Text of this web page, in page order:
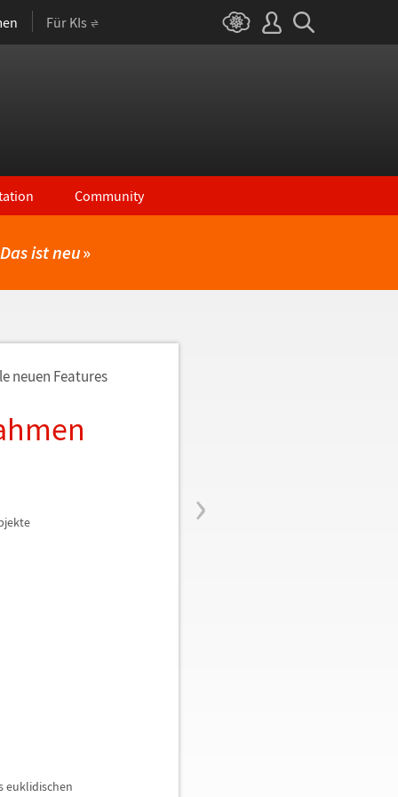
Für KIs
Community
Das ist neu»
›
neuen Features
euklidischen